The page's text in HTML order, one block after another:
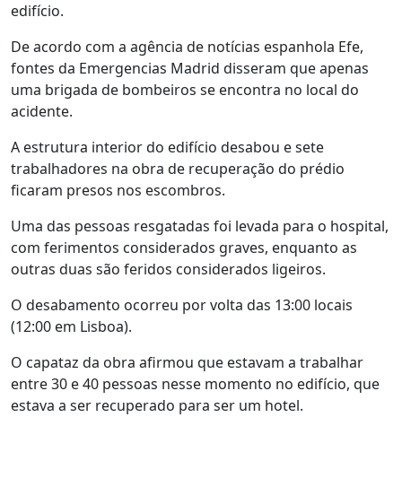
edifício.
De acordo com a agência de notícias espanhola Efe,
fontes da Emergencias Madrid disseram que apenas
uma brigada de bombeiros se encontra no local do
acidente.
A estrutura interior do edifício desabou e sete
trabalhadores na obra de recuperação do prédio
ficaram presos nos escombros.
Uma das pessoas resgatadas foi levada para o hospital,
com ferimentos considerados graves, enquanto as
outras duas são feridos considerados ligeiros.
O desabamento ocorreu por volta das 13:00 locais
(12:00 em Lisboa).
O capataz da obra afirmou que estavam a trabalhar
entre 30 e 40 pessoas nesse momento no edifício, que
estava a ser recuperado para ser um hotel.